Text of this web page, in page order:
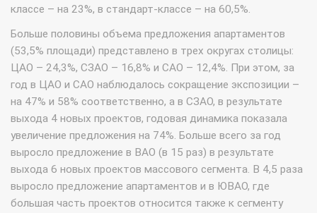
классе – на 23%, в стандарт-классе – на 60,5%.
Больше половины объема предложения апартаментов
(53,5% площади) представлено в трех округах столицы:
ЦАО – 24,3%, СЗАО – 16,8% и САО – 12,4%. При этом, за
год в ЦАО и САО наблюдалось сокращение экспозиции –
на 47% и 58% соответственно, а в СЗАО, в результате
выхода 4 новых проектов, годовая динамика показала
увеличение предложения на 74%. Больше всего за год
выросло предложение в ВАО (в 15 раз) в результате
выхода 6 новых проектов массового сегмента. В 4,5 раза
выросло предложение апартаментов и в ЮВАО, где
большая часть проектов относится также к сегменту